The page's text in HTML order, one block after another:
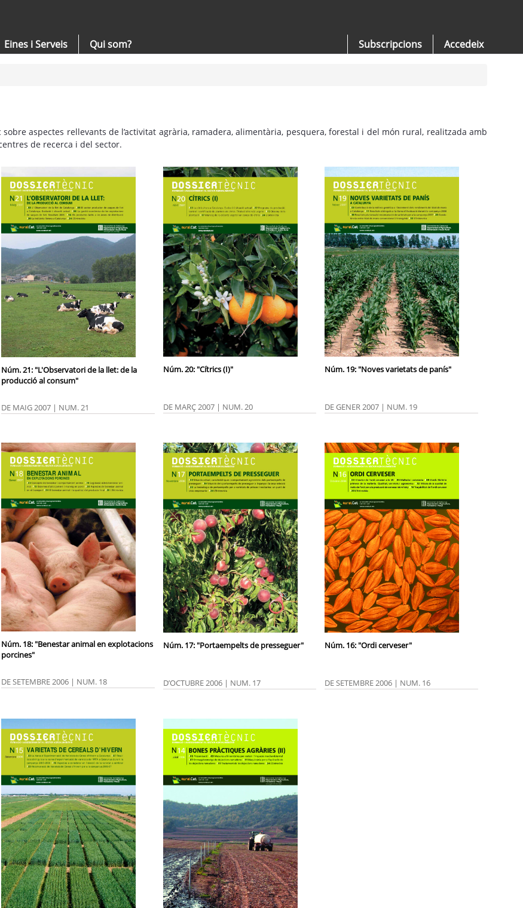
Eines i Serveis Qui som? Subscripcions Accedeix
sobre aspectes rellevants de l’activitat agrària, ramadera, alimentària, pesquera, forestal i del món rural, realitzada amb
de recerca i del sector.
Núm. 21: "L'Observatori de la llet: de la
producció al consum"
DE MAIG 2007 | NUM. 21
Núm. 20: "Cítrics (I)"
DE MARÇ 2007 | NUM. 20
Núm. 19: "Noves varietats de panís"
DE GENER 2007 | NUM. 19
Núm. 18: "Benestar animal en explotacions
porcines"
DE SETEMBRE 2006 | NUM. 18
Núm. 17: "Portaempelts de presseguer"
D’OCTUBRE 2006 | NUM. 17
Núm. 16: "Ordi cerveser"
DE SETEMBRE 2006 | NUM. 16